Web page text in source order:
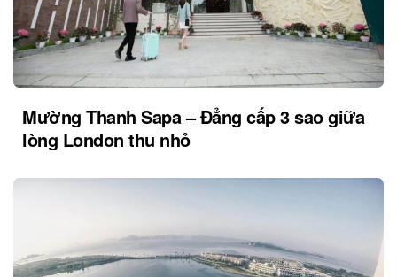
Mường Thanh Sapa – Đẳng cấp 3 sao giữa
lòng London thu nhỏ